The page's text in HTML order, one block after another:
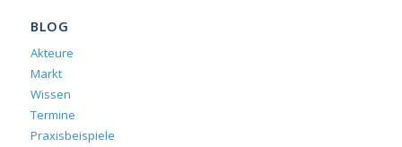
BLOG
Akteure
Markt
Wissen
Termine
Praxisbeispiele